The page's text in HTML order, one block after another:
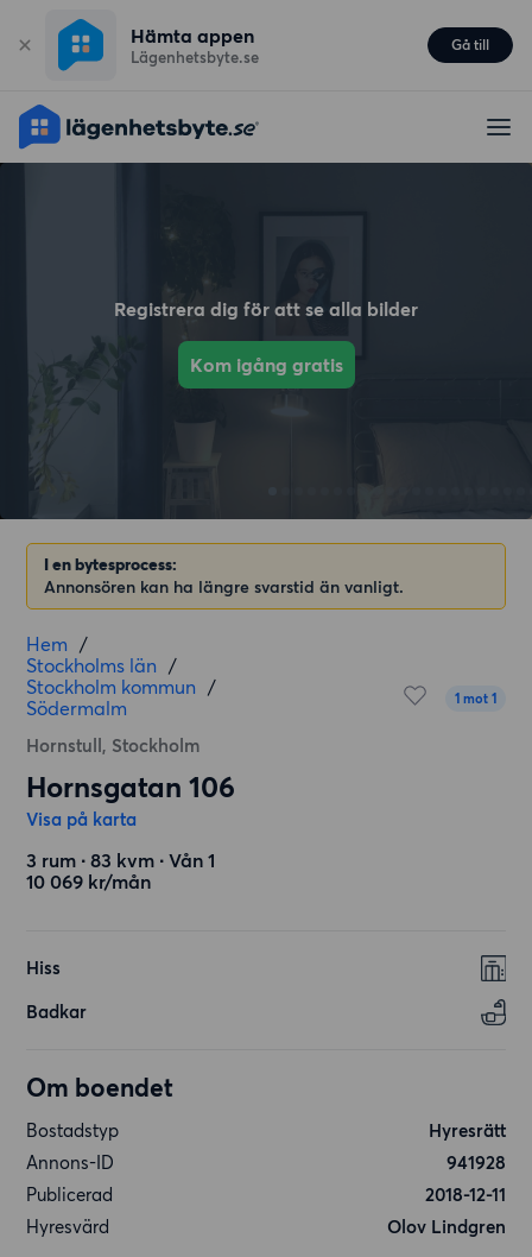
Hämta appen
Lägenhetsbyte.se
Gå till
Registrera dig för att se alla bilder
Kom igång gratis
I en bytesprocess:
Annonsören kan ha längre svarstid än vanligt.
Hem /
Stockholms län /
Stockholm kommun /
Södermalm
Hornstull, Stockholm
1 mot 1
Hornsgatan 106
Visa på karta
3 rum ∙ 83 kvm ∙ Vån 1
10 069 kr/mån
Hiss
Badkar
Om boendet
Bostadstyp
Hyresrätt
Annons-ID
941928
Publicerad
2018-12-11
Hyresvärd
Olov Lindgren